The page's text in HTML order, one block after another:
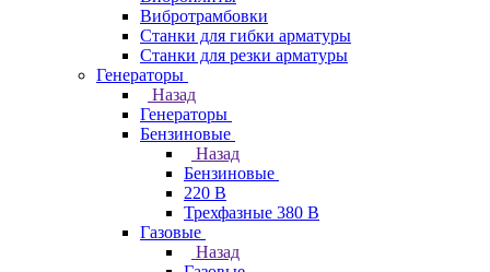
Вибротрамбовки
Станки для гибки арматуры
Станки для резки арматуры
Генераторы
Назад
Генераторы
Бензиновые
Назад
Бензиновые
220 В
Трехфазные 380 В
Газовые
Назад